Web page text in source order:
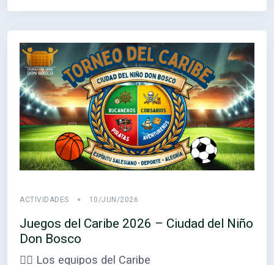
ACTIVIDADES 10/JUN/2026
Juegos del Caribe 2026 – Ciudad del Niño
Don Bosco
🏴‍☠️ Los equipos del Caribe